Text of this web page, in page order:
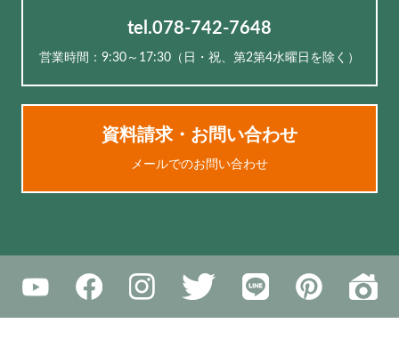
tel.078-742-7648
営業時間：9:30～17:30（⽇・祝、第2第4水曜日を除く）
資料請求・お問い合わせ
メールでのお問い合わせ